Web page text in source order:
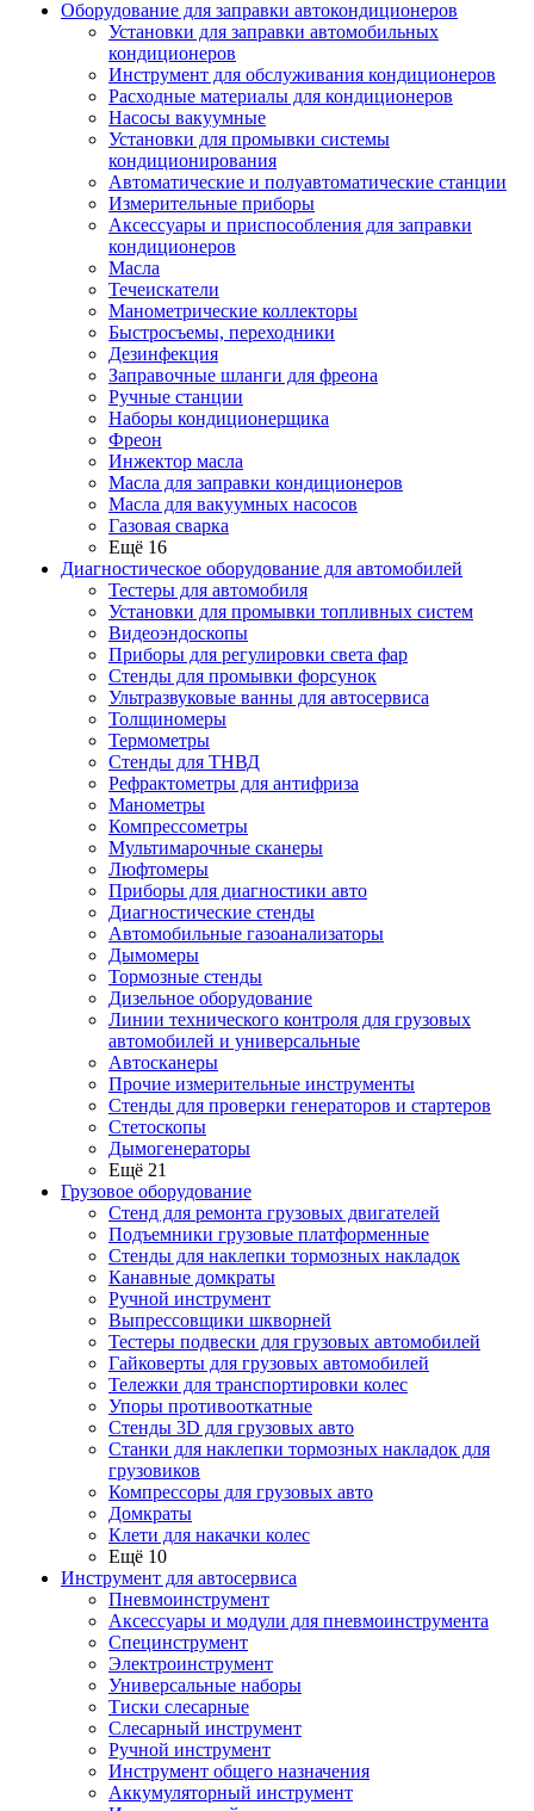
Оборудование для заправки автокондиционеров
Установки для заправки автомобильных
кондиционеров
Инструмент для обслуживания кондиционеров
Расходные материалы для кондиционеров
Насосы вакуумные
Установки для промывки системы
кондиционирования
Автоматические и полуавтоматические станции
Измерительные приборы
Аксессуары и приспособления для заправки
кондиционеров
Масла
Течеискатели
Манометрические коллекторы
Быстросъемы, переходники
Дезинфекция
Заправочные шланги для фреона
Ручные станции
Наборы кондиционерщика
Фреон
Инжектор масла
Масла для заправки кондиционеров
Масла для вакуумных насосов
Газовая сварка
Ещё 16
Диагностическое оборудование для автомобилей
Тестеры для автомобиля
Установки для промывки топливных систем
Видеоэндоскопы
Приборы для регулировки света фар
Стенды для промывки форсунок
Ультразвуковые ванны для автосервиса
Толщиномеры
Термометры
Стенды для ТНВД
Рефрактометры для антифриза
Манометры
Компрессометры
Мультимарочные сканеры
Люфтомеры
Приборы для диагностики авто
Диагностические стенды
Автомобильные газоанализаторы
Дымомеры
Тормозные стенды
Дизельное оборудование
Линии технического контроля для грузовых
автомобилей и универсальные
Автосканеры
Прочие измерительные инструменты
Стенды для проверки генераторов и стартеров
Стетоскопы
Дымогенераторы
Ещё 21
Грузовое оборудование
Стенд для ремонта грузовых двигателей
Подъемники грузовые платформенные
Стенды для наклепки тормозных накладок
Канавные домкраты
Ручной инструмент
Выпрессовщики шкворней
Тестеры подвески для грузовых автомобилей
Гайковерты для грузовых автомобилей
Тележки для транспортировки колес
Упоры противооткатные
Стенды 3D для грузовых авто
Станки для наклепки тормозных накладок для
грузовиков
Компрессоры для грузовых авто
Домкраты
Клети для накачки колес
Ещё 10
Инструмент для автосервиса
Пневмоинструмент
Аксессуары и модули для пневмоинструмента
Специнструмент
Электроинструмент
Универсальные наборы
Тиски слесарные
Слесарный инструмент
Ручной инструмент
Инструмент общего назначения
Аккумуляторный инструмент